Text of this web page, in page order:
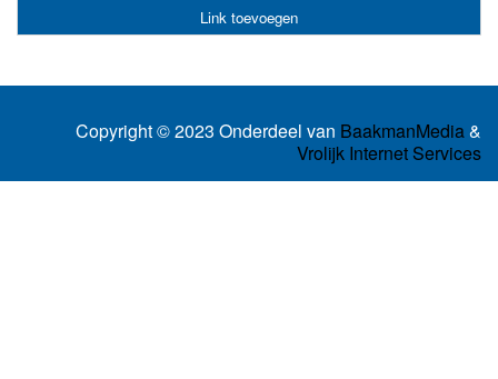
Link toevoegen
Copyright © 2023 Onderdeel van BaakmanMedia&
Vrolijk Internet Services